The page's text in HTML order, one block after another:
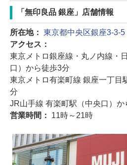
「無印良品 銀座」店舗情報
所在地： 東京都中央区銀座3-3-5
アクセス：
東京メトロ銀座線・丸ノ内線・
口）から徒歩3分
東京メトロ有楽町線 銀座一丁目
分
JR山手線 有楽町駅（中央口）か
営業時間： 11時～21時